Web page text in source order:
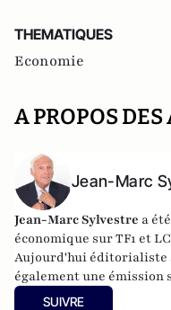
THEMATIQUES
Economie
A PROPOS
Jean-Marc
Jean-Marc Sylvestre a
économique sur TF1 et
Aujourd'hui
également une émission
SUIVRE